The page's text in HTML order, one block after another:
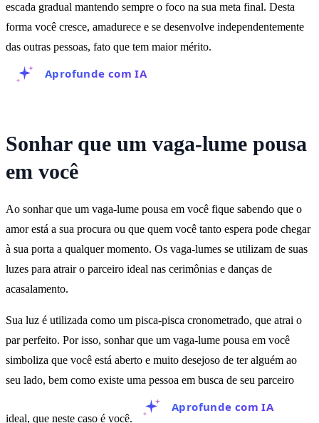
escada gradual mantendo sempre o foco na sua meta final. Desta
forma você cresce, amadurece e se desenvolve independentemente
das outras pessoas, fato que tem maior mérito.
Aprofunde com IA
Sonhar que um vaga-lume pousa
em você
Ao sonhar que um vaga-lume pousa em você fique sabendo que o
amor está a sua procura ou que quem você tanto espera pode chegar
à sua porta a qualquer momento. Os vaga-lumes se utilizam de suas
luzes para atrair o parceiro ideal nas cerimônias e danças de
acasalamento.
Sua luz é utilizada como um pisca-pisca cronometrado, que atrai o
par perfeito. Por isso, sonhar que um vaga-lume pousa em você
simboliza que você está aberto e muito desejoso de ter alguém ao
seu lado, bem como existe uma pessoa em busca de seu parceiro
ideal, que neste caso é você.
Aprofunde com IA